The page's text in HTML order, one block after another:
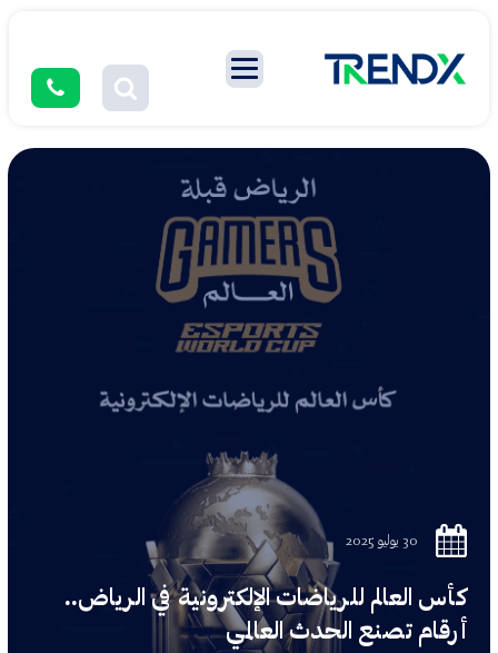
30 يوليو 2025
كأس العالم للرياضات الإلكترونية في الرياض..
أرقام تصنع الحدث العالمي